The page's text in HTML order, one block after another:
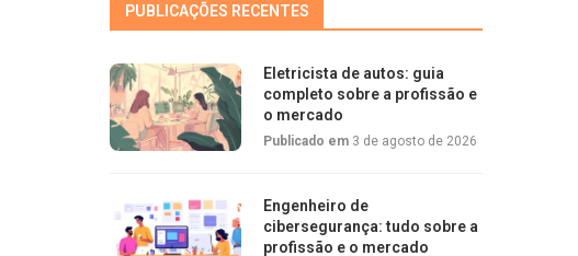
PUBLICAÇÕES RECENTES
Eletricista de autos: guia
completo sobre a profissão e
o mercado
Publicado em 3 de agosto de 2026
Engenheiro de
cibersegurança: tudo sobre a
profissão e o mercado